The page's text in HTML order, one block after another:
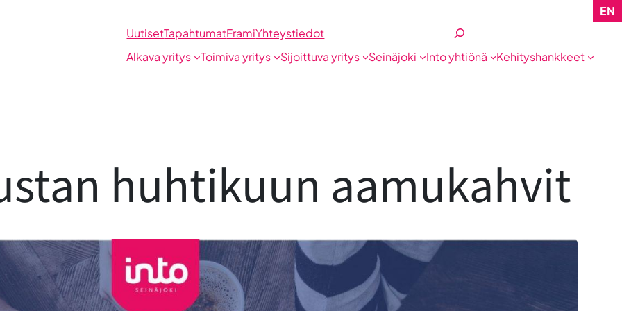
UutisetTapahtumatFramiYhteystiedot
Etsi
Alkava yritys
Toimiva yritys Sijoittuva yritys Seinäjoki Into yhtiönä Kehityshankkeet
EN
huhtikuun aamukahvit